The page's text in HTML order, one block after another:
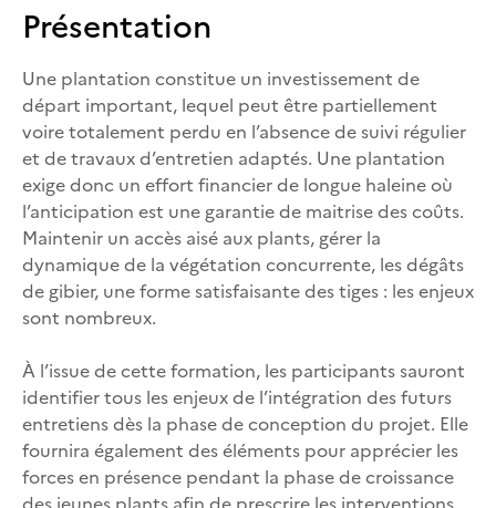
Présentation
Une plantation constitue un investissement de
départ important, lequel peut être partiellement
voire totalement perdu en l’absence de suivi régulier
et de travaux d’entretien adaptés. Une plantation
exige donc un effort financier de longue haleine où
l’anticipation est une garantie de maitrise des coûts.
Maintenir un accès aisé aux plants, gérer la
dynamique de la végétation concurrente, les dégâts
de gibier, une forme satisfaisante des tiges : les enjeux
sont nombreux.
À l’issue de cette formation, les participants sauront
identifier tous les enjeux de l’intégration des futurs
entretiens dès la phase de conception du projet. Elle
fournira également des éléments pour apprécier les
forces en présence pendant la phase de croissance
des jeunes plants afin de prescrire les interventions